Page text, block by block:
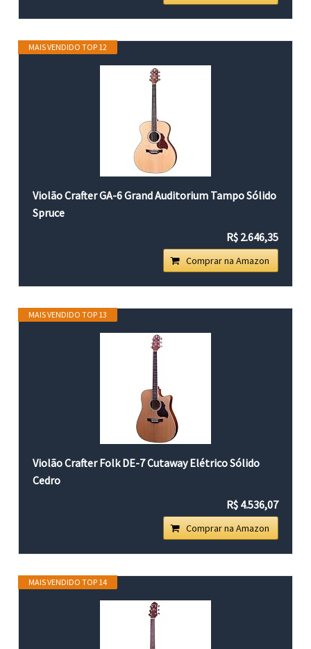
MAIS VENDIDO TOP 12
Violão Crafter GA-6 Grand Auditorium Tampo Sólido
Spruce
R$ 2.646,35
Comprar na Amazon
MAIS VENDIDO TOP 13
Violão Crafter Folk DE-7 Cutaway Elétrico Sólido
Cedro
R$ 4.536,07
Comprar na Amazon
MAIS VENDIDO TOP 14